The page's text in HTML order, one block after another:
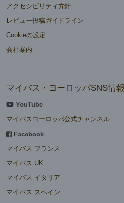
アクセシビリティ方針
レビュー投稿ガイドライン
Cookieの設定
会社案内
マイバス・ヨーロッパSNS情報
YouTube
マイバスヨーロッパ公式チャンネル
Facebook
マイバス フランス
マイバス UK
マイバス イタリア
マイバス スペイン